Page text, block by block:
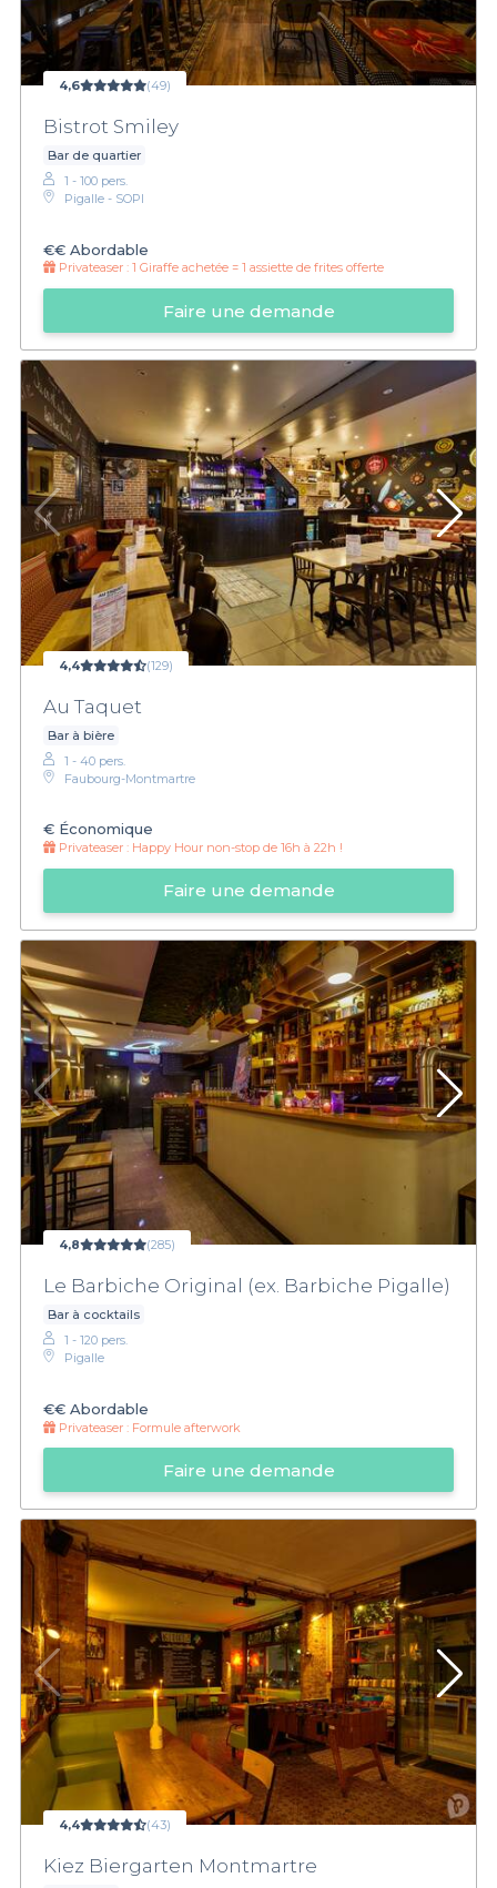
4,6 (49)
Bistrot Smiley
Bar de quartier
1 - 100 pers.
Pigalle - SOPI
€€ Abordable
Privateaser : 1 Giraffe achetée = 1 assiette de frites offerte
Faire une demande
4,4 (129)
Au Taquet
Bar à bière
1 - 40 pers.
Faubourg-Montmartre
€ Économique
Privateaser : Happy Hour non-stop de 16h à 22h !
Faire une demande
4,8 (285)
Le Barbiche Original (ex. Barbiche Pigalle)
Bar à cocktails
1 - 120 pers.
Pigalle
€€ Abordable
Privateaser : Formule afterwork
Faire une demande
4,4 (43)
Kiez Biergarten Montmartre